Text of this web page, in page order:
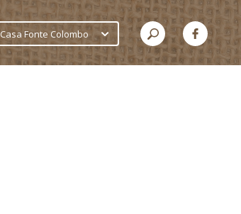
Casa Fonte Colombo